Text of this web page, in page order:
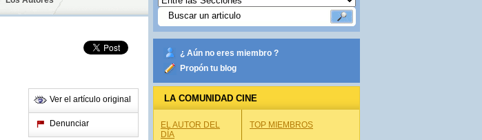
Ver el artículo original
Denunciar
¿ Aún no eres miembro ?
Propón tu blog
LA COMUNIDAD CINE
EL AUTOR DEL
DÍA
TOP MIEMBROS